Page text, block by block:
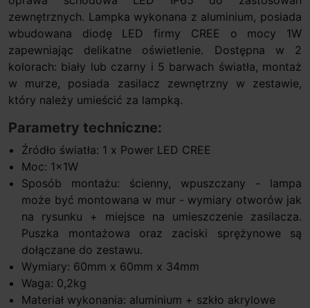
zewnętrznych. Lampka wykonana z aluminium, posiada
wbudowana diodę LED firmy CREE o mocy 1W
zapewniając delikatne oświetlenie. Dostępna w 2
kolorach: biały lub czarny i 5 barwach światła, montaż
w murze, posiada zasilacz zewnętrzny w zestawie,
który należy umieścić za lampką.
Parametry techniczne:
Źródło światła: 1 x Power LED CREE
Moc: 1x1W
Sposób montażu: ścienny, wpuszczany - lampa
może być montowana w mur - wymiary otworów jak
na rysunku + miejsce na umieszczenie zasilacza.
Puszka montażowa oraz zaciski sprężynowe są
dołączane do zestawu.
Wymiary: 60mm x 60mm x 34mm
Waga: 0,2kg
Materiał wykonania: aluminium + szkło akrylowe